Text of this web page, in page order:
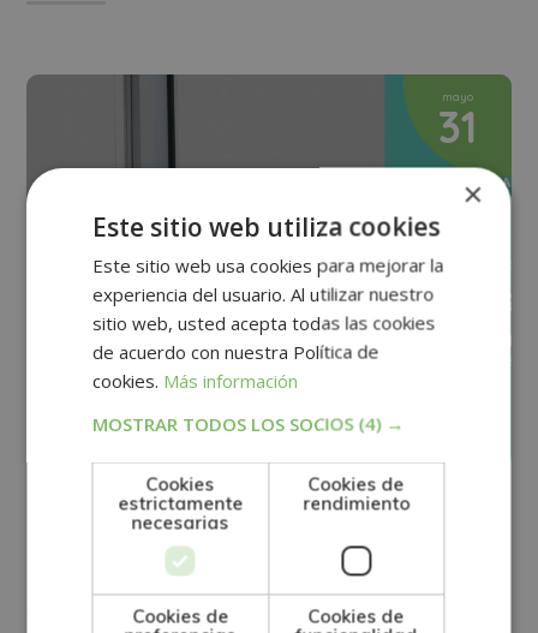
mayo
31
E-LEARNING
Escuela Mare Nostrum recibe el
Sello Cum Laude 2021
×
Este sitio web utiliza cookies
Este sitio web usa cookies para mejorar la
experiencia del usuario. Al utilizar nuestro
sitio web, usted acepta todas las cookies
de acuerdo con nuestra Política de
cookies. Más información
MOSTRAR TODOS LOS SOCIOS (4) →
Cookies
estrictamente
necesarias
Cookies de
rendimiento
Cookies de
Cookies de